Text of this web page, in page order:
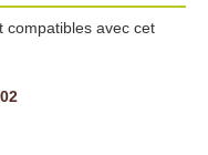
compatibles avec cet